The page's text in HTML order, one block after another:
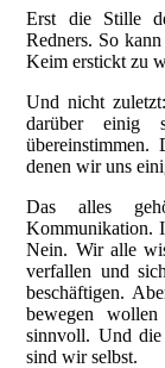
Erst die Stille
Redners. So
Keim erstickt zu
Und nicht
darüber
denen wir uns
Das alles
Kommunikation.
Nein. Wir alle
verfallen und
beschäftigen.
bewegen
sinnvoll. Und
sind wir selbst.